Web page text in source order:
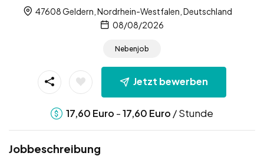
47608 Geldern, Nordrhein-Westfalen, Deutschland
08/08/2026
Nebenjob
Jetzt bewerben
17,60 Euro -17,60 Euro / Stunde
Jobbeschreibung